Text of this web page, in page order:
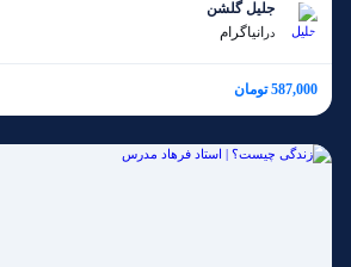
جلیل گلشن
در انیاگرام
587,000 تومان